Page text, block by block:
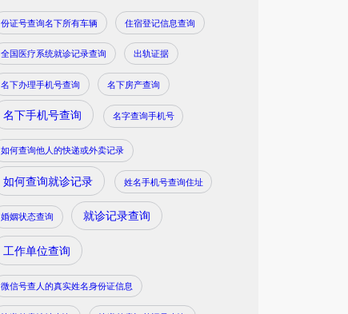
份证号查询名下所有车辆 住宿登记信息查询
全国医疗系统就诊记录查询 出轨证据
名下办理手机号查询 名下房产查询
名下手机号查询 名字查询手机号
如何查询他人的快递或外卖记录
如何查询就诊记录 姓名手机号查询住址
婚姻状态查询 就诊记录查询
工作单位查询
微信号查人的真实姓名身份证信息